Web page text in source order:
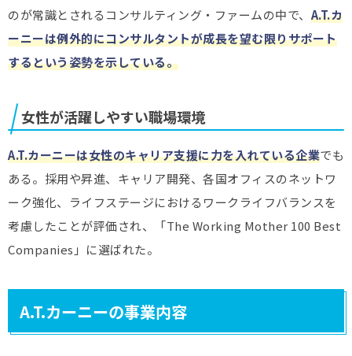
のが常識とされるコンサルティング・ファームの中で、 A.T.カ
ーニーは例外的にコンサルタントが成長を望む限りサポート
するという姿勢を示している。
女性が活躍しやすい職場環境
A.T.カーニーは女性のキャリア支援に力を入れている企業でも
ある。採用や昇進、キャリア開発、各国オフィスのネットワ
ーク強化、ライフステージにおけるワークライフバランスを
考慮したことが評価され、「The Working Mother 100 Best
Companies」に選ばれた。
A.T.カーニーの事業内容